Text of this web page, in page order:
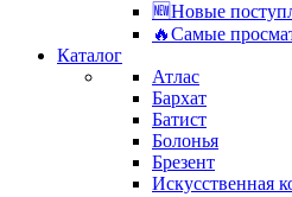
🆕Новые
🔥Самые
Каталог
Атлас
Бархат
Батист
Болонья
Брезент
Искусственная